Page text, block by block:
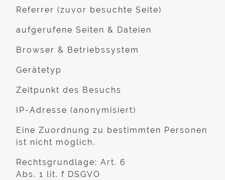
Referrer (zuvor besuchte Seite)
aufgerufene Seiten & Dateien
Browser & Betriebssystem
Gerätetyp
Zeitpunkt des Besuchs
IP-Adresse (anonymisiert)
Eine Zuordnung zu bestimmten Personen
ist nicht möglich.
Rechtsgrundlage: Art. 6
Abs. 1 lit. f DSGVO